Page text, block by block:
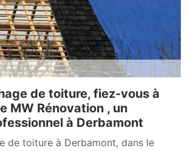
de toiture, fiez-vous à
MW Rénovation , un
à Derbamont
de toiture à Derbamont, dans le